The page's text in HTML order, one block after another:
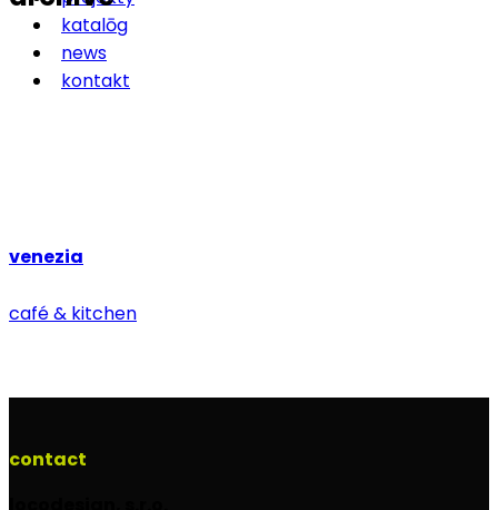
katalōg
news
kontakt
venezia
café & kitchen
contact